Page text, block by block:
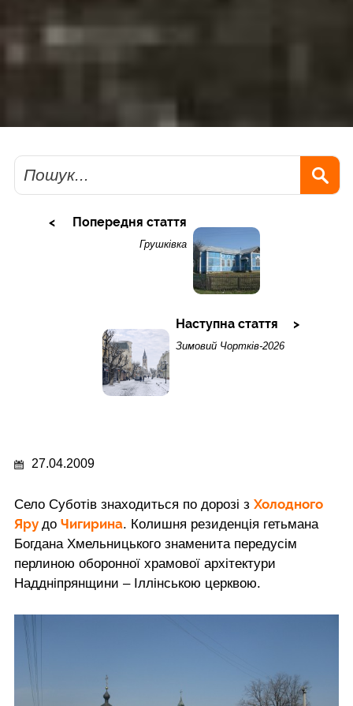
Пошук
Попередня стаття
Грушківка
Наступна стаття
Зимовий Чортків-2026
27.04.2009
Село Суботів знаходиться по дорозі з Холодного
Яру до Чигирина. Колишня резиденція гетьмана
Богдана Хмельницького знаменита передусім
перлиною оборонної храмової архітектури
Наддніпрянщини – Іллінською церквою.